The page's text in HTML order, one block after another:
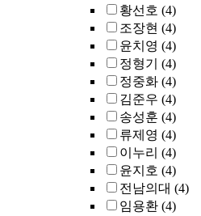
황선호 (4)
조장현 (4)
윤치영 (4)
정형기
(4)
정중화 (4)
김준우 (4)
송성훈 (4)
류제영 (4)
이누리 (4)
윤지호 (4)
전남의대 (4)
임용환 (4)